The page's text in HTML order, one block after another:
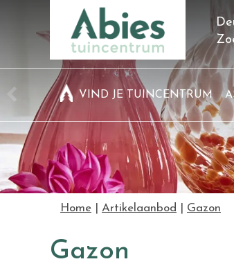
Home Artikelaanbod Gazon
VIND JE TUINCENTRUM
Gazon